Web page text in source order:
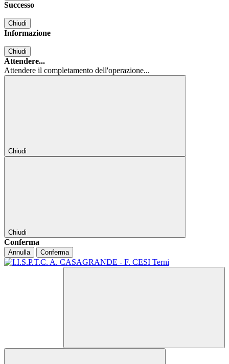
Successo
Chiudi
Informazione
Chiudi
Attendere...
Attendere il completamento dell'operazione...
Chiudi
Chiudi
Conferma
Annulla Conferma